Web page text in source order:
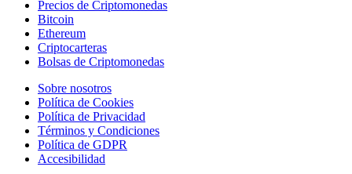
Precios de Criptomonedas
Bitcoin
Ethereum
Criptocarteras
Bolsas de Criptomonedas
Sobre nosotros
Política de Cookies
Política de Privacidad
Términos y Condiciones
Política de GDPR
Accesibilidad